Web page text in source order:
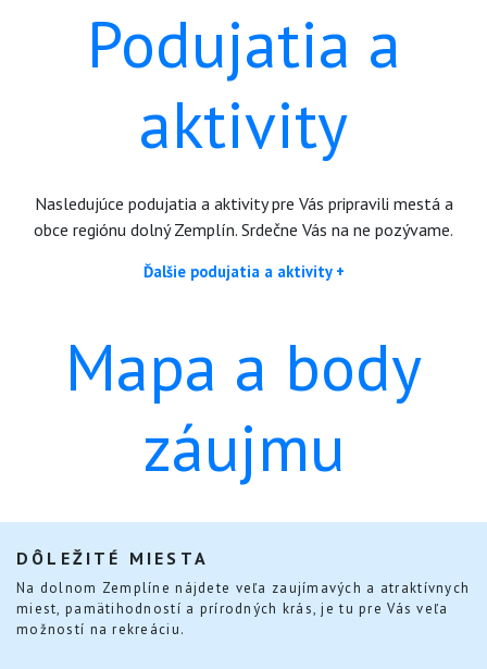
Podujatia a
aktivity
Nasledujúce podujatia a aktivity pre Vás pripravili mestá a
obce regiónu dolný Zemplín. Srdečne Vás na ne pozývame.
Ďalšie podujatia a aktivity +
Mapa a body
záujmu
DÔLEŽITÉ MIESTA
Na dolnom Zemplíne nájdete veľa zaujímavých a atraktívnych
miest, pamätihodností a prírodných krás, je tu pre Vás veľa
možností na rekreáciu.